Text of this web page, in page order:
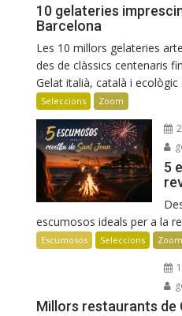
10 gelateries
Barcelona
Les 10 millors gelateries
des de clàssics centenaris
Gelat italià, català i ecològic
Seleccions Zoom
5
escumosos ideals per a la
Escumosos Seleccions Zoom
Millors restaurants de